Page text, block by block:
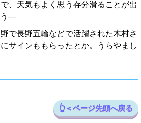
、天気もよく思う存分滑ることが出
う―
で長野五輪などで活躍された木村さ
サインももらったとか。うらやまし
👆＜ページ先頭へ戻る